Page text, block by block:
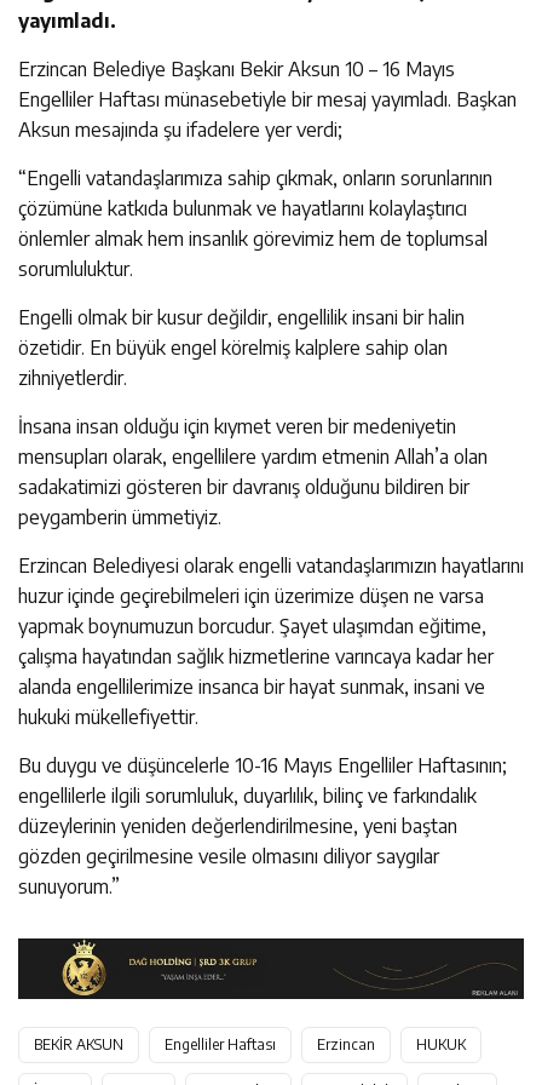
yayımladı.
Erzincan Belediye Başkanı Bekir Aksun 10 – 16 Mayıs
Engelliler Haftası münasebetiyle bir mesaj yayımladı. Başkan
Aksun mesajında şu ifadelere yer verdi;
“Engelli vatandaşlarımıza sahip çıkmak, onların sorunlarının
çözümüne katkıda bulunmak ve hayatlarını kolaylaştırıcı
önlemler almak hem insanlık görevimiz hem de toplumsal
sorumluluktur.
Engelli olmak bir kusur değildir, engellilik insani bir halin
özetidir. En büyük engel körelmiş kalplere sahip olan
zihniyetlerdir.
İnsana insan olduğu için kıymet veren bir medeniyetin
mensupları olarak, engellilere yardım etmenin Allah’a olan
sadakatimizi gösteren bir davranış olduğunu bildiren bir
peygamberin ümmetiyiz.
Erzincan Belediyesi olarak engelli vatandaşlarımızın hayatlarını
huzur içinde geçirebilmeleri için üzerimize düşen ne varsa
yapmak boynumuzun borcudur. Şayet ulaşımdan eğitime,
çalışma hayatından sağlık hizmetlerine varıncaya kadar her
alanda engellilerimize insanca bir hayat sunmak, insani ve
hukuki mükellefiyettir.
Bu duygu ve düşüncelerle 10-16 Mayıs Engelliler Haftasının;
engellilerle ilgili sorumluluk, duyarlılık, bilinç ve farkındalık
düzeylerinin yeniden değerlendirilmesine, yeni baştan
gözden geçirilmesine vesile olmasını diliyor saygılar
sunuyorum.”
BEKİR AKSUN Engelliler Haftası Erzincan HUKUK